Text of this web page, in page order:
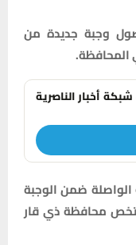
وجبة جديدة من
شبكة أخبار الناصرية
ضمن الوجبة
صكاً مصرفياً تخص محافظة ذي قار